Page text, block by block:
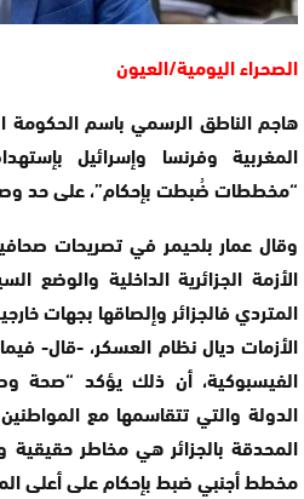
الصحراء اليومية/العيون
هاجم الناطق الرسمي باسم الحكومة
المغربية وفرنسا وإسرائيل
“مخططات ضُبطت بإحكام”، على حد
وقال عمار بلحيمر في تصريحات
الأزمة الجزائرية الداخلية والوضع
المتردي فالجزائر وإلصاقها بجهات
الأزمات ديال نظام العسكر، -قال-
الفيسبوكية، أن ذلك يؤكد “صحة
الدولة والتي تتقاسمها مع
المحدقة بالجزائر هي مخاطر
مخطط أجنبي ضبط بإحكام على أعلى